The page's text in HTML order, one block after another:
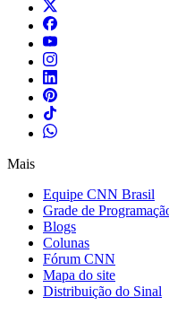
Mais
Equipe CNN Brasil
Grade de
Blogs
Colunas
Fórum CNN
Mapa do site
Distribuição do Sinal